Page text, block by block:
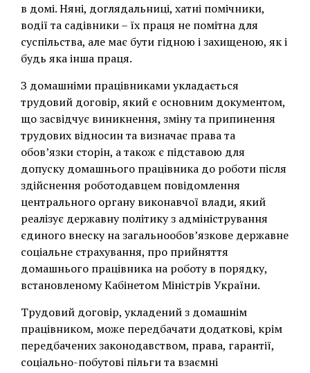
в домі. Няні, доглядальниці, хатні помічники,
водії та садівники – їх праця не помітна для
суспільства, але має бути гідною і захищеною, як і
будь яка інша праця.
З домашніми працівниками укладається
трудовий договір, який є основним документом,
що засвідчує виникнення, зміну та припинення
трудових відносин та визначає права та
обов’язки сторін, а також є підставою для
допуску домашнього працівника до роботи після
здійснення роботодавцем повідомлення
центрального органу виконавчої влади, який
реалізує державну політику з адміністрування
єдиного внеску на загальнообов’язкове державне
соціальне страхування, про прийняття
домашнього працівника на роботу в порядку,
встановленому Кабінетом Міністрів України.
Трудовий договір, укладений з домашнім
працівником, може передбачати додаткові, крім
передбачених законодавством, права, гарантії,
соціально-побутові пільги та взаємні